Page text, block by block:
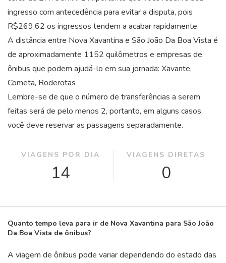
ingresso com antecedência para evitar a disputa, pois
R$269,62 os ingressos tendem a acabar rapidamente.
A distância entre Nova Xavantina e São João Da Boa Vista é
de aproximadamente 1152 quilômetros e empresas de
ônibus que podem ajudá-lo em sua jornada: Xavante,
Cometa, Roderotas
Lembre-se de que o número de transferências a serem
feitas será de pelo menos 2, portanto, em alguns casos,
você deve reservar as passagens separadamente.
VIAGENS POR DIA
14
VIAGENS DIRETAS
0
Quanto tempo leva para ir de Nova Xavantina para São João
Da Boa Vista de ônibus?
A viagem de ônibus pode variar dependendo do estado das